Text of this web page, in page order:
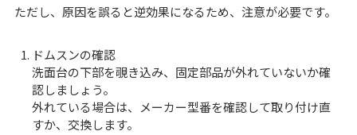
ただし、原因を誤ると逆効果になるため、注意が必要です。
ドムスンの確認
洗面台の下部を覗き込み、固定部品が外れていないか確
認しましょう。
外れている場合は、メーカー型番を確認して取り付け直
すか、交換します。